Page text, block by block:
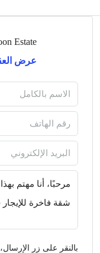
Estate
عرض
بالنقر على زر